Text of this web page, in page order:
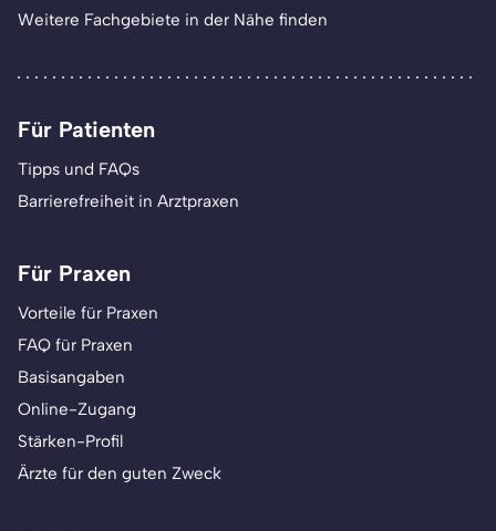
Weitere Fachgebiete in der Nähe finden
Für Patienten
Tipps und FAQs
Barrierefreiheit in Arztpraxen
Für Praxen
Vorteile für Praxen
FAQ für Praxen
Basisangaben
Online-Zugang
Stärken-Profil
Ärzte für den guten Zweck